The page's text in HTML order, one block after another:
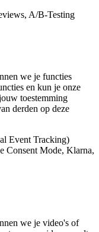
A/B-Testing
we je functies
en kun je onze
toestemming
derden op deze
Event Tracking)
Consent Mode, Klarna,
we je video's of